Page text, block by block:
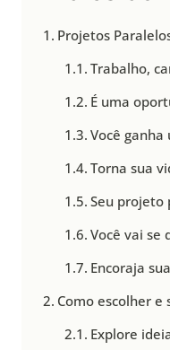
Projetos
Trabalho,
É uma
Você
Torna sua
Seu projeto
Você vai se
Encoraja
Como escolher
Explore